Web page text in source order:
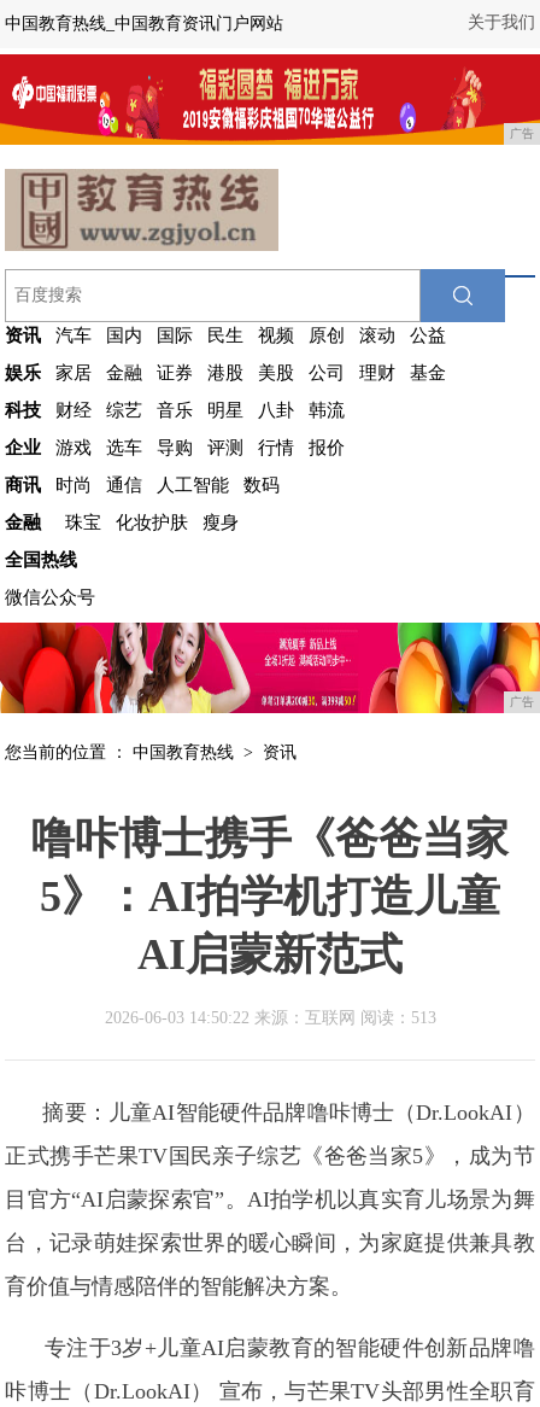
关于我们
中国教育热线_中国教育资讯门户网站
广告
资讯 汽车 国内 国际 民生 视频 原创 滚动
公益
娱乐
家居 金融 证券 港股 美股 公司 理财
基金
科技
财经 综艺 音乐 明星 八卦
韩流
企业
游戏 选车 导购 评测 行情
报价
商讯
时尚 通信 人工智能
数码
金融
珠宝 化妆护肤
瘦身
全国热线
微信公众号
广告
您当前的位置 ：中国教育热线 > 资讯
噜咔博士携手《爸爸当家
5》：AI拍学机打造儿童
AI启蒙新范式
2026-06-03 14:50:22 来源：互联网 阅读：513
摘要：儿童AI智能硬件品牌噜咔博士（Dr.LookAI）
正式携手芒果TV国民亲子综艺《爸爸当家5》，成为节
目官方“AI启蒙探索官”。AI拍学机以真实育儿场景为舞
台，记录萌娃探索世界的暖心瞬间，为家庭提供兼具教
育价值与情感陪伴的智能解决方案。
专注于3岁+儿童AI启蒙教育的智能硬件创新品牌噜
咔博士（Dr.LookAI） 宣布，与芒果TV头部男性全职育